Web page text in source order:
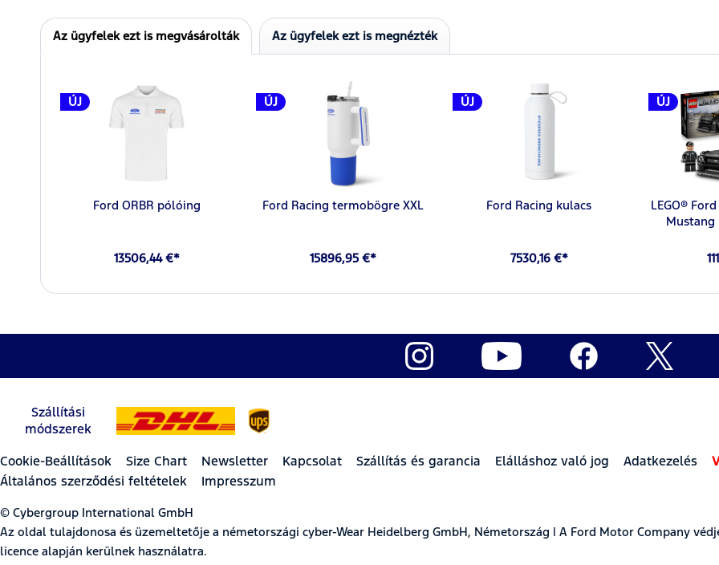
Az ügyfelek ezt is megvásárolták Az ügyfelek ezt is megnézték
ÚJ
Ford ORBR pólóing
13506,44 €*
ÚJ
Ford Racing termobögre XXL
15896,95 €*
ÚJ
Ford Racing kulacs
7530,16 €*
ÚJ
LEGO®
Mustang
Szállítási
módszerek
Cookie-Beállítások Size Chart Newsletter Kapcsolat Szállítás és garancia Elálláshoz való jog Adatkezelés
Általános szerződési feltételek
Impresszum
© Cybergroup International GmbH
Az oldal tulajdonosa és üzemeltetője a németországi cyber-Wear Heidelberg GmbH, Németország | A Ford Motor Company
licence alapján kerülnek használatra.